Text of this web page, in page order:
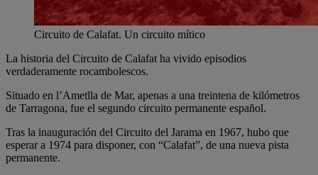
Circuito de Calafat. Un circuito mítico
La historia del Circuito de Calafat ha vivido episodios
verdaderamente rocambolescos.
Situado en l’Ametlla de Mar, apenas a una treintena de kilómetros
de Tarragona, fue el segundo circuito permanente español.
Tras la inauguración del Circuito del Jarama en 1967, hubo que
esperar a 1974 para disponer, con “Calafat”, de una nueva pista
permanente.